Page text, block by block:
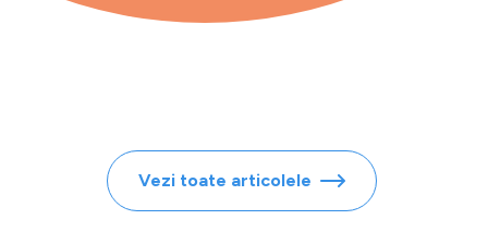
Vezi toate articolele